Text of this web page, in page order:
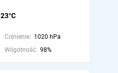
23°C
Ciśnienie: 1020 hPa
Wilgotność: 98%